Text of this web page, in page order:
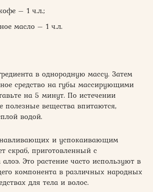
– 1 ч.л.;
масло – 1 ч.л.
в однородную массу. Затем
средство на губы массирующими
на 5 минут. По истечении
полезные вещества впитаются,
водой.
и успокаивающим
скраб, приготовленный с
Это растение часто используют в
компонента в различных народных
для тела и волос.